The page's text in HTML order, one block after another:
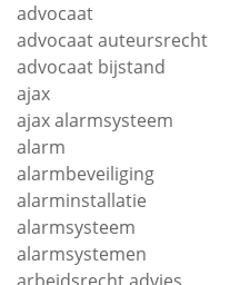
advocaat
advocaat auteursrecht
advocaat bijstand
ajax
ajax alarmsysteem
alarm
alarmbeveiliging
alarminstallatie
alarmsysteem
alarmsystemen